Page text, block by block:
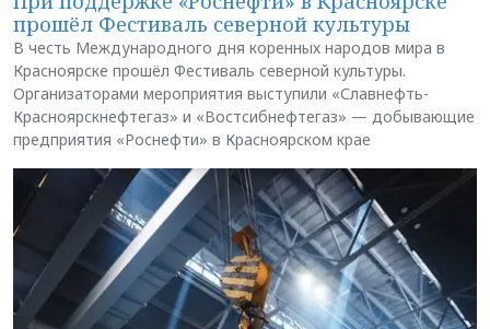
прошёл Фестиваль северной культуры
В честь Международного дня коренных народов мира в
Красноярске прошёл Фестиваль северной культуры.
Организаторами мероприятия выступили «Славнефть-
Красноярскнефтегаз» и «Востсибнефтегаз» — добывающие
предприятия «Роснефти» в Красноярском крае